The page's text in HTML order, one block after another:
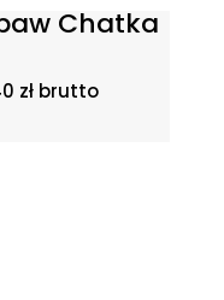
Chatka
złbrutto